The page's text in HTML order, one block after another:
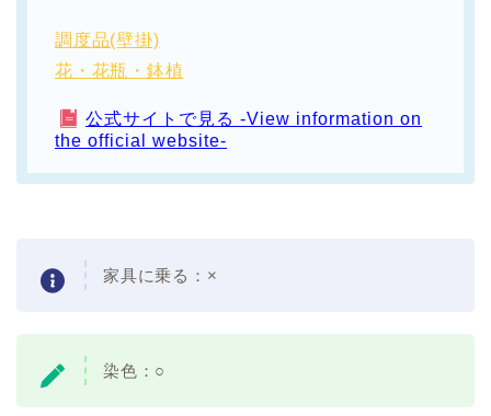
調度品(壁掛)
花・花瓶・鉢植
公式サイトで見る -View information on
the official website-
家具に乗る：×
染色：○